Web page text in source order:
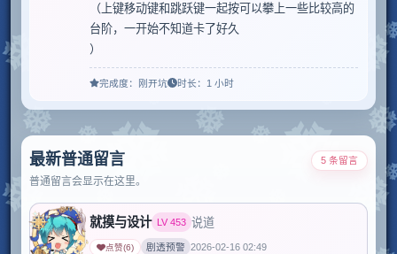
（上键移动键和跳跃键一起按可以攀上一些比较高的
台阶，一开始不知道卡了好久
）
完成度： 刚开坑 时长： 1 小时
最新普通留言
普通留言会显示在这里。
5 条留言
就摸与设计 LV453 说道
点赞(6) 剧透预警 2026-02-16 02:49